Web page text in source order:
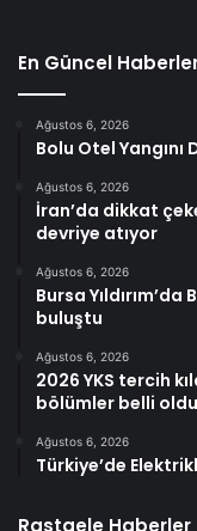
En Güncel
Ağustos 6, 2026
Bolu Otel Yangını
Ağustos 6, 2026
İran’da dikkat
devriye atıyor
Ağustos 6, 2026
Bursa
buluştu
Ağustos 6, 2026
2026 YKS tercih
bölümler belli oldu
Ağustos 6, 2026
Türkiye’de
Rastgele Haberler